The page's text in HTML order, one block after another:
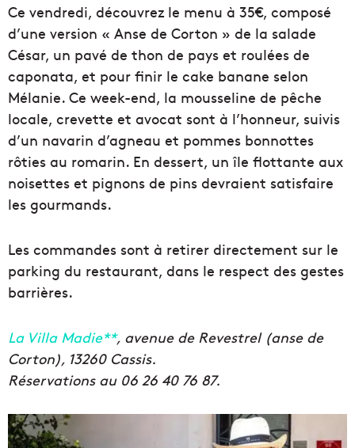
Ce vendredi, découvrez le menu à 35€, composé
d’une version « Anse de Corton » de la salade
César, un pavé de thon de pays et roulées de
caponata, et pour finir le cake banane selon
Mélanie. Ce week-end, la mousseline de pêche
locale, crevette et avocat sont à l’honneur, suivis
d’un navarin d’agneau et pommes bonnottes
rôties au romarin. En dessert, un île flottante aux
noisettes et pignons de pins devraient satisfaire
les gourmands.
Les commandes sont à retirer directement sur le
parking du restaurant, dans le respect des gestes
barrières.
La Villa Madie**, avenue de Revestrel (anse de
Corton), 13260 Cassis.
Réservations au 06 26 40 76 87.